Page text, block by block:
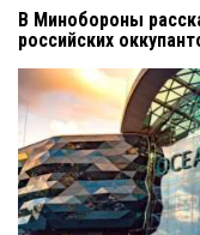
В Минобороны
российских